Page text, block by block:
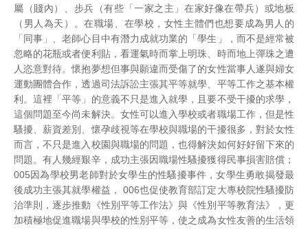
屬（賤內）、步兵（有些「一家之主」在家好像在帶兵）或地板
（男人為天）。在職場、在學校，女性主體們也想要成為男人的
「同事」、老師心目中有潛力成就功業的「學生」，而不是經常被
忽略的花瓶或者便利貼，看運氣時而掌上明珠、時而地上彈珠之遭
人恣意對待。懷抱夢想但事與願違而受傷了的女性當事人遂與婦女
運動團體合作，透過司法訴訟主張其平等就學、平等工作之基本權
利。這裡「平等」的意義不只是進入就學，且要不受干擾的求學，
這個問題至今尚未解決。女性可以進入學校或者職場工作，但是性
騷擾、薪資差別、懷孕歧視等在學校與職場的干擾很多，對於女性
而言，不只是進入校園與職場的問題，也得解決如何好好留下來的
問題。有人幾經艱辛，成功主張因職場性騷擾獲得民事損害賠償；
005因為學校男老師對於女學生的性騷擾事件，女學生勇敢揭發最
後成功主張其就學權益， 006也促使教育部訂定大專校院性騷擾防
治準則，逐步推動《性別平等工作法》與《性別平等教育法》，更
加積極地促進職場與學校的性別平等，使之成為女性友善的生活領